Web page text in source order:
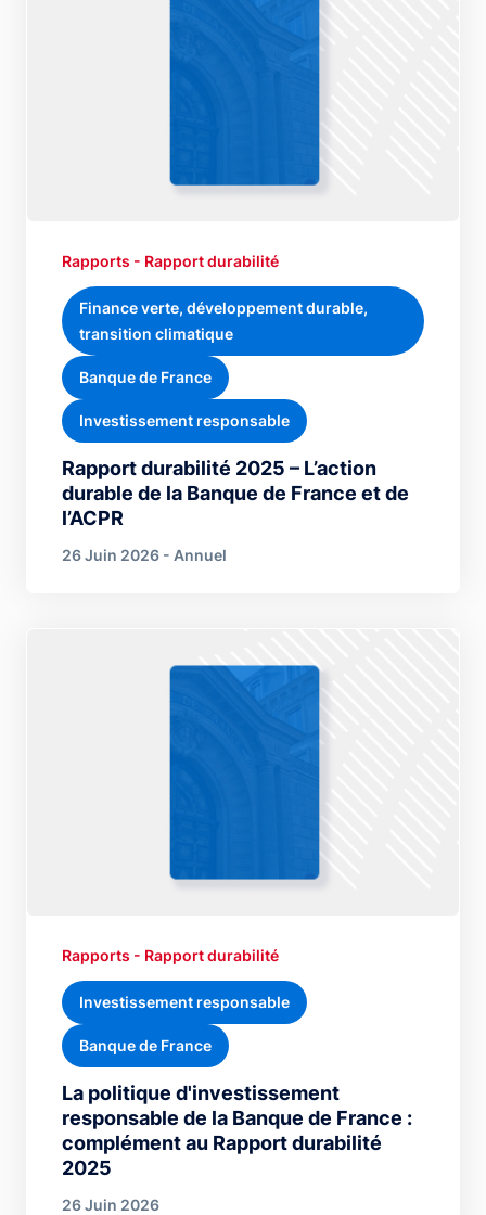
Rapport durabilité 2025 – L’action
durable de la Banque de France et de
l’ACPR
Rapports - Rapport durabilité
Finance verte, développement durable,
transition climatique
Banque de France
Investissement responsable
26 Juin 2026 - Annuel
La politique d'investissement
responsable de la Banque de France :
complément au Rapport durabilité
2025
Rapports - Rapport durabilité
Investissement responsable
Banque de France
26 Juin 2026